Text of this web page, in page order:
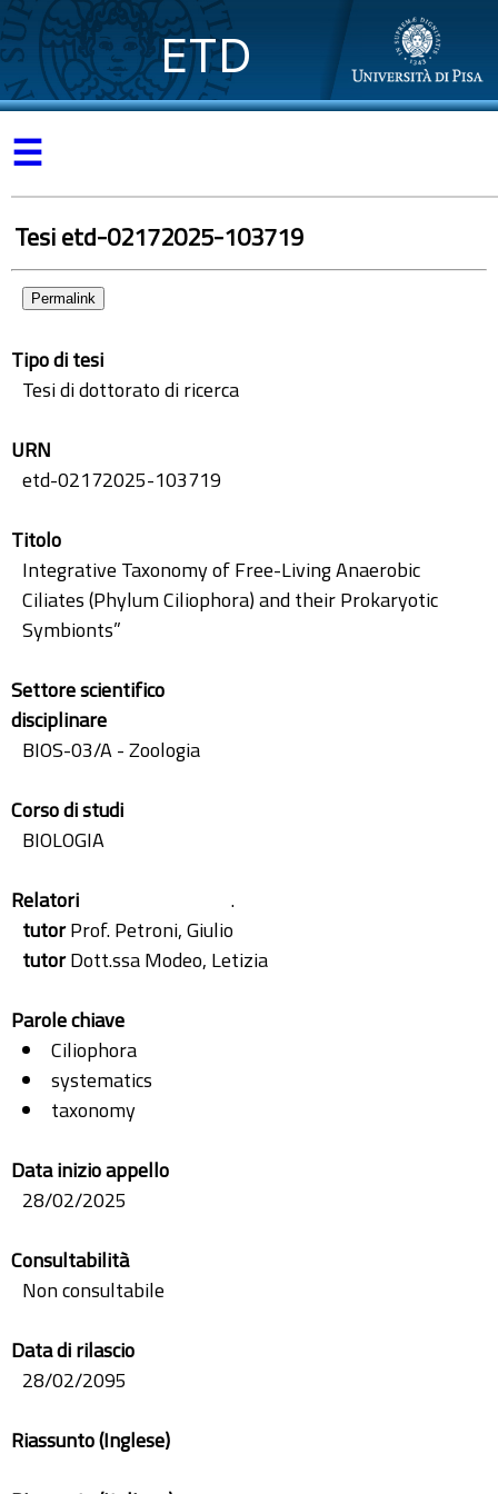
ETD
☰
Tesi etd-02172025-103719
Permalink
Tipo di tesi
Tesi di dottorato di ricerca
URN
etd-02172025-103719
Titolo
Integrative Taxonomy of Free-Living Anaerobic
Ciliates (Phylum Ciliophora) and their Prokaryotic
Symbionts”
Settore scientifico
disciplinare
BIOS-03/A - Zoologia
Corso di studi
BIOLOGIA
Relatori
.
tutorProf. Petroni, Giulio
tutorDott.ssa Modeo, Letizia
Parole chiave
Ciliophora
systematics
taxonomy
Data inizio appello
28/02/2025
Consultabilità
Non consultabile
Data di rilascio
28/02/2095
Riassunto (Inglese)